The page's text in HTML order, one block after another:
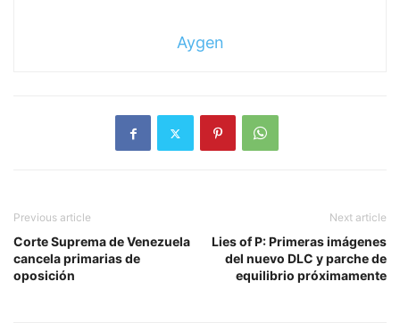
Aygen
Previous article
Corte Suprema de Venezuela
cancela primarias de
oposición
Next article
Lies of P: Primeras imágenes
del nuevo DLC y parche de
equilibrio próximamente